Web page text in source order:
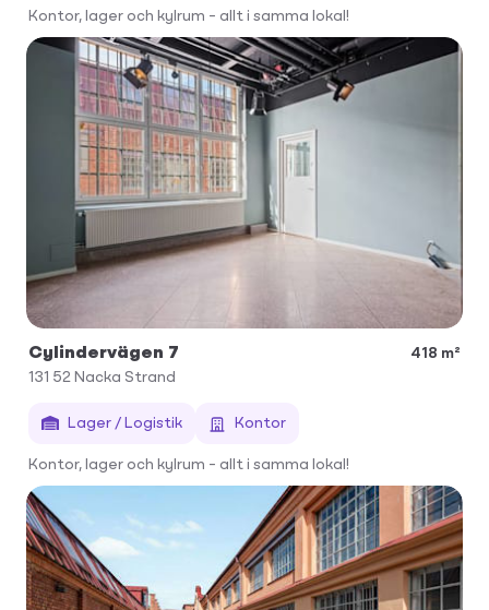
Kontor, lager och kylrum – allt i samma lokal!
Cylindervägen 7
418 m²
131 52 Nacka Strand
Lager / Logistik Kontor
Kontor, lager och kylrum – allt i samma lokal!